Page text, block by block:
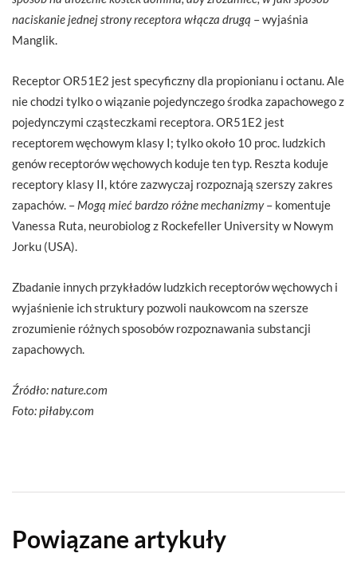
naciskanie jednej strony receptora włącza drugą – wyjaśnia
Manglik.
Receptor OR51E2 jest specyficzny dla propionianu i octanu. Ale
nie chodzi tylko o wiązanie pojedynczego środka zapachowego z
pojedynczymi cząsteczkami receptora. OR51E2 jest
receptorem węchowym klasy I; tylko około 10 proc. ludzkich
genów receptorów węchowych koduje ten typ. Reszta koduje
receptory klasy II, które zazwyczaj rozpoznają szerszy zakres
zapachów. – Mogą mieć bardzo różne mechanizmy– komentuje
Vanessa Ruta, neurobiolog z Rockefeller University w Nowym
Jorku (USA).
Zbadanie innych przykładów ludzkich receptorów węchowych i
wyjaśnienie ich struktury pozwoli naukowcom na szersze
zrozumienie różnych sposobów rozpoznawania substancji
zapachowych.
Źródło: nature.com
Foto: piłaby.com
Powiązane artykuły